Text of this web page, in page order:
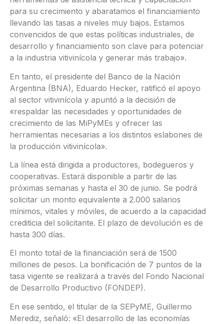
para su crecimiento y abaratamos el financiamiento
llevando las tasas a niveles muy bajos. Estamos
convencidos de que estas políticas industriales, de
desarrollo y financiamiento son clave para potenciar
a la industria vitivinícola y generar más trabajo».
En tanto, el presidente del Banco de la Nación
Argentina (BNA), Eduardo Hecker, ratificó el apoyo
al sector vitivinícola y apuntó a la decisión de
«respaldar las necesidades y oportunidades de
crecimiento de las MiPyMEs y ofrecer las
herramientas necesarias a los distintos eslabones de
la producción vitivinícola».
La línea está dirigida a productores, bodegueros y
cooperativas. Estará disponible a partir de las
próximas semanas y hasta el 30 de junio. Se podrá
solicitar un monto equivalente a 2.000 salarios
mínimos, vitales y móviles, de acuerdo a la capacidad
crediticia del solicitante. El plazo de devolución es de
hasta 300 días.
El monto total de la financiación será de 1500
millones de pesos. La bonificación de 7 puntos de la
tasa vigente se realizará a través del Fondo Nacional
de Desarrollo Productivo (FONDEP).
En ese sentido, el titular de la SEPyME, Guillermo
Merediz, señaló: «El desarrollo de las economías